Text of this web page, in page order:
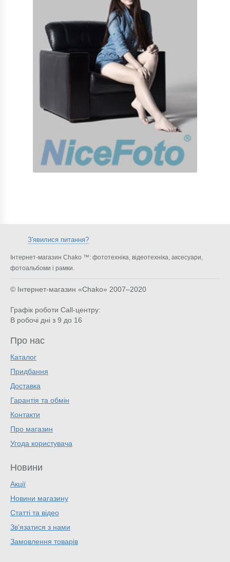
З'явилися питання?
Інтернет-магазин Chako ™: фототехніка, відеотехніка, аксесуари,
фотоальбоми і рамки.
© Інтернет-магазин «Chako» 2007–2020
Графік роботи Call-центру:
В робочі дні з 9 до 16
Про нас
Каталог
Придбання
Доставка
Гарантія та обмін
Контакти
Про магазин
Угода користувача
Новини
Акції
Новини магазину
Статті та відео
Зв'язатися з нами
Замовлення товарів